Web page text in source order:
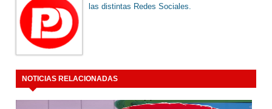
las distintas Redes Sociales.
NOTICIAS RELACIONADAS